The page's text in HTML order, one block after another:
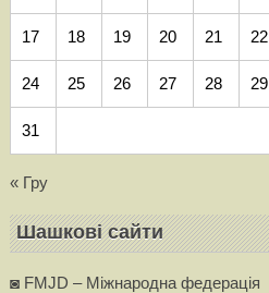
17 18 19 20 21 22
24 25 26 27 28 29
31
« Гру
Шашкові сайти
◙ FMJD – Міжнародна федерація